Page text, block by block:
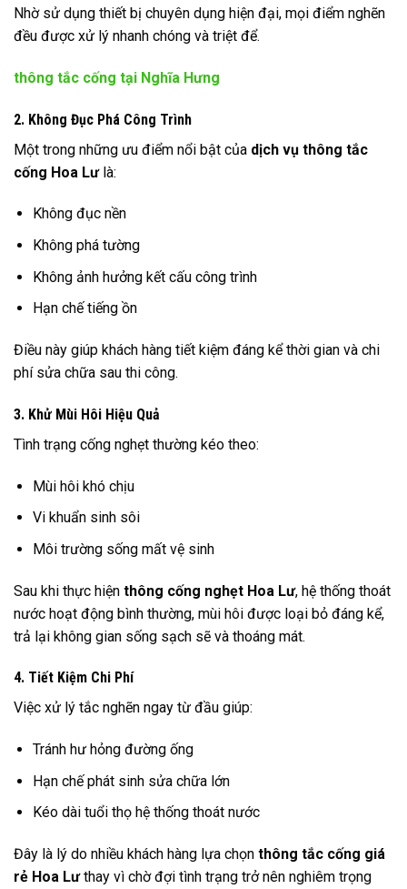
Nhờ sử dụng thiết bị chuyên dụng hiện đại, mọi điểm nghẽn
đều được xử lý nhanh chóng và triệt để.
thông tắc cống tại Nghĩa Hưng
2. Không Đục Phá Công Trình
Một trong những ưu điểm nổi bật của dịch vụ thông tắc
cống Hoa Lưlà:
Không đục nền
Không phá tường
Không ảnh hưởng kết cấu công trình
Hạn chế tiếng ồn
Điều này giúp khách hàng tiết kiệm đáng kể thời gian và chi
phí sửa chữa sau thi công.
3. Khử Mùi Hôi Hiệu Quả
Tình trạng cống nghẹt thường kéo theo:
Mùi hôi khó chịu
Vi khuẩn sinh sôi
Môi trường sống mất vệ sinh
Sau khi thực hiện thông cống nghẹt Hoa Lư, hệ thống thoát
nước hoạt động bình thường, mùi hôi được loại bỏ đáng kể,
trả lại không gian sống sạch sẽ và thoáng mát.
4. Tiết Kiệm Chi Phí
Việc xử lý tắc nghẽn ngay từ đầu giúp:
Tránh hư hỏng đường ống
Hạn chế phát sinh sửa chữa lớn
Kéo dài tuổi thọ hệ thống thoát nước
Đây là lý do nhiều khách hàng lựa chọn thông tắc cống giá
rẻ Hoa Lưthay vì chờ đợi tình trạng trở nên nghiêm trọng